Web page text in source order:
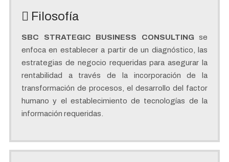
Filosofía
SBC STRATEGIC BUSINESS CONSULTING se
enfoca en establecer a partir de un diagnóstico, las
estrategias de negocio requeridas para asegurar la
rentabilidad a través de la incorporación de la
transformación de procesos, el desarrollo del factor
humano y el establecimiento de tecnologías de la
información requeridas.